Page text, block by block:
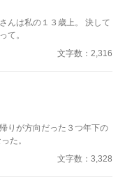
んは私の１３歳上。 決して
て。
文字数：2,316
りが方向だった３つ年下の
た。
文字数：3,328